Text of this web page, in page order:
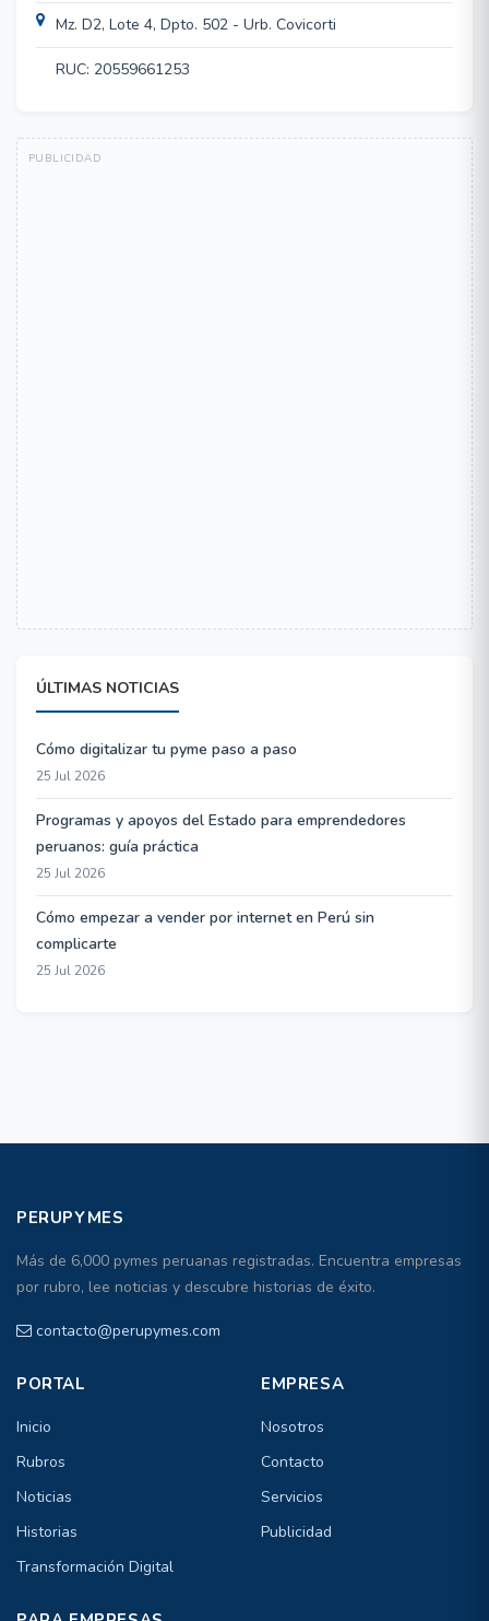
Mz. D2, Lote 4, Dpto. 502 - Urb. Covicorti
RUC: 20559661253
ÚLTIMAS NOTICIAS
Cómo digitalizar tu pyme paso a paso
25 Jul 2026
Programas y apoyos del Estado para emprendedores
peruanos: guía práctica
25 Jul 2026
Cómo empezar a vender por internet en Perú sin
complicarte
25 Jul 2026
PERUPYMES
Más de 6,000 pymes peruanas registradas. Encuentra empresas
por rubro, lee noticias y descubre historias de éxito.
contacto@perupymes.com
PORTAL
Inicio
Rubros
Noticias
Historias
Transformación Digital
EMPRESA
Nosotros
Contacto
Servicios
Publicidad